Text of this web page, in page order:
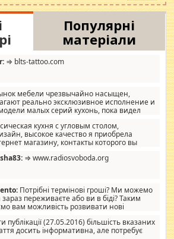
Популярні
матеріали
⇒ blts-tattoo.com
мебели чрезвычайно насыщен,
реально эксклюзивное исполнение и
малых серий кухонь, пока видел
MebelOk, креативненько и что главное -
без ненужных наворотов удорожающих
фактор.
кухня с угловым столом,
высокое качество я приобрела
магазину, контакты которого вы
⇒ www.radiosvoboda.org
Потрібні термінові гроші? Ми можемо
переживаєте або ви в біді? Таким
вам можливість розвивати нові
намагаються дати їм шанс. Кожен
шанс, і, оскільки влада не зможе, вони
публікації (27.05.2016) більшість вказаних
досить інформативна, але потребує